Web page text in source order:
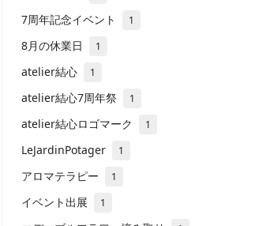
7周年記念イベント 1
8月の休業日 1
atelier結心 1
atelier結心7周年祭 1
atelier結心ロゴマーク 1
LeJardinPotager 1
アロマテラピー 1
イベント出展 1